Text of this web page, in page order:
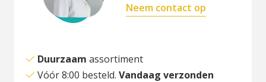
Neem contact op
Duurzaam assortiment
Vóór 8:00 besteld. Vandaag verzonden